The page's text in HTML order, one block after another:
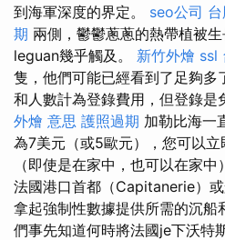
到海軍深度的界定。 seo公司
期 兩側，鬱鬱蔥蔥的熱帶植被
leguan幾乎觸及。 新竹外燴 ssl
隻，他們可能已經看到了足夠多
和人數計為登錄費用，但登錄是
外燴 意思 護照過期 加勒比海一
為7美元（或5歐元），您可以
（即使是在家中，也可以在家中
法國港口首都（Capitanerie）或
拿起強制性數據提供所需的沉船
們事先知道何時將法國je下沃特